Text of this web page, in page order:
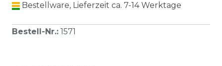
Bestellware, Lieferzeit ca. 7-14 Werktage
Bestell-Nr.: 1571